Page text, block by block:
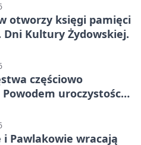
otworzy księgi pamięci
Dni Kultury Żydowskiej.
częściowo
uroczystości
i Pawlakowie wracają